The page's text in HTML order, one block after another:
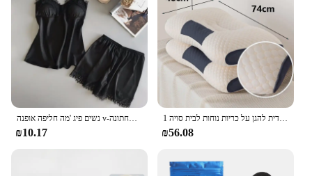
₪10.17
1 כרית צוואר חתיכה אחת לעזור שינה צוואר הרחם אורתופדית להגן על כריות נוחות לבית סויה
₪56.08